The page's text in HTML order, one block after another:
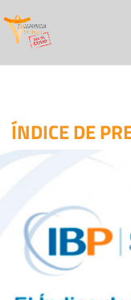
ÍNDICE DE